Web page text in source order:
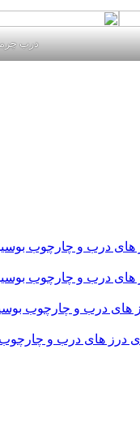
درب چرمی02155969245-
و چارچوب بوسیله
و چارچوب بوسیله
و چارچوب بوسیله
درب و چارچوب